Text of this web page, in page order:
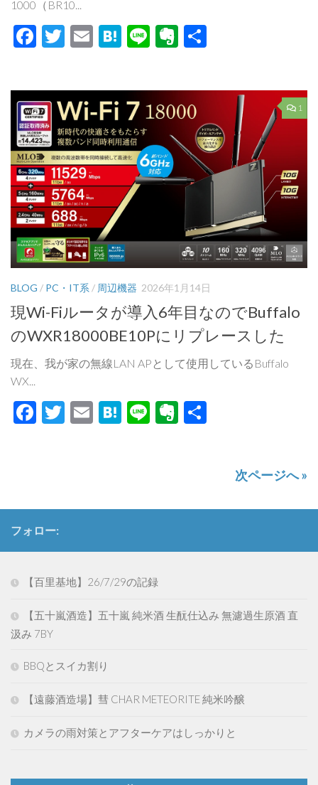
1000（BR10...
Facebook
Twitter
EmailHatena
LineEvernote
1
BLOG / PC・IT系 / 周辺機器 2026年1月14日
現Wi-Fiルータが導入6年目なのでBuffalo
のWXR18000BE10Pにリプレースした
現在、我が家の無線LAN APとして使用しているBuffalo
WX...
Facebook
Twitter
EmailHatena
LineEvernote
次ページへ »
フォロー:
【百里基地】26/7/29の記録
【五十嵐酒造】五十嵐 純米酒 生酛仕込み 無濾過生原酒 直
汲み 7BY
BBQとスイカ割り
【遠藤酒造場】彗 CHAR METEORITE 純米吟醸
カメラの雨対策とアフターケアはしっかりと